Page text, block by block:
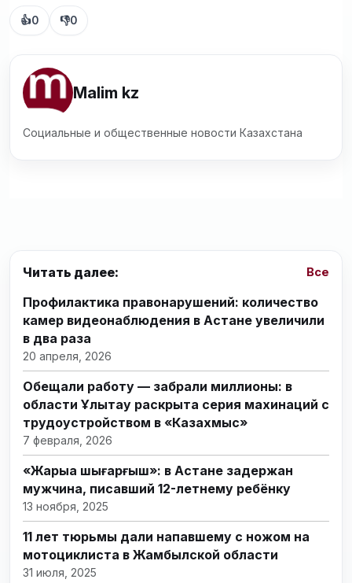
👍0 👎0
Malim kz
Социальные и общественные новости Казахстана
Читать далее: Все
Профилактика правонарушений: количество
камер видеонаблюдения в Астане увеличили
в два раза
20 апреля, 2026
Обещали работу — забрали миллионы: в
области Ұлытау раскрыта серия махинаций с
трудоустройством в «Казахмыс»
7 февраля, 2026
«Жарыққа шығарғыш»: в Астане задержан
мужчина, писавший 12-летнему ребёнку
13 ноября, 2025
11 лет тюрьмы дали напавшему с ножом на
мотоциклиста в Жамбылской области
31 июля, 2025